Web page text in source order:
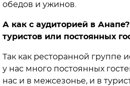
обедов и ужинов.
А как с аудиторией в
туристов или постоянных
Так как ресторанной группе
у нас много постоянных
нас и в межсезонье, и в